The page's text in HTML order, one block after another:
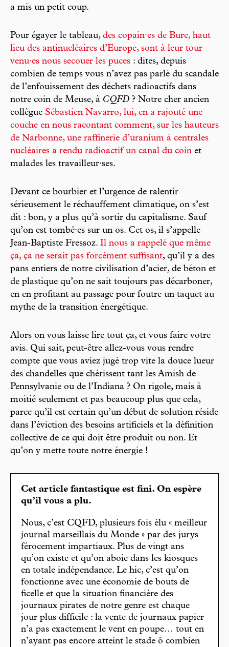
a mis un petit coup.
Pour égayer le tableau, des copain·es de Bure, haut
lieu des antinucléaires d’Europe, sont à leur tour
venu·es nous secouer les puces : dites, depuis
combien de temps vous n’avez pas parlé du scandale
de l’enfouissement des déchets radioactifs dans
notre coin de Meuse, à CQFD ? Notre cher ancien
collègue Sébastien Navarro, lui, en a rajouté une
couche en nous racontant comment, sur les hauteurs
de Narbonne, une raffinerie d’uranium à centrales
nucléaires a rendu radioactif un canal du coin et
malades les travailleur·ses.
Devant ce bourbier et l’urgence de ralentir
sérieusement le réchauffement climatique, on s’est
dit : bon, y a plus qu’à sortir du capitalisme. Sauf
qu’on est tombé·es sur un os. Cet os, il s’appelle
Jean-Baptiste Fressoz. Il nous a rappelé que même
ça, ça ne serait pas forcément suffisant, qu’il y a des
pans entiers de notre civilisation d’acier, de béton et
de plastique qu’on ne sait toujours pas décarboner,
en en profitant au passage pour foutre un taquet au
mythe de la transition énergétique.
Alors on vous laisse lire tout ça, et vous faire votre
avis. Qui sait, peut-être allez-vous vous rendre
compte que vous aviez jugé trop vite la douce lueur
des chandelles que chérissent tant les Amish de
Pennsylvanie ou de l’Indiana ? On rigole, mais à
moitié seulement et pas beaucoup plus que cela,
parce qu’il est certain qu’un début de solution réside
dans l’éviction des besoins artificiels et la définition
collective de ce qui doit être produit ou non. Et
qu’on y mette toute notre énergie !
Cet article fantastique est fini. On espère
qu’il vous a plu.
Nous, c’est CQFD, plusieurs fois élu « meilleur
journal marseillais du Monde » par des jurys
férocement impartiaux. Plus de vingt ans
qu’on existe et qu’on aboie dans les kiosques
en totale indépendance. Le hic, c’est qu’on
fonctionne avec une économie de bouts de
ficelle et que la situation financière des
journaux pirates de notre genre est chaque
jour plus difficile : la vente de journaux papier
n’a pas exactement le vent en poupe… tout en
n’ayant pas encore atteint le stade ô combien